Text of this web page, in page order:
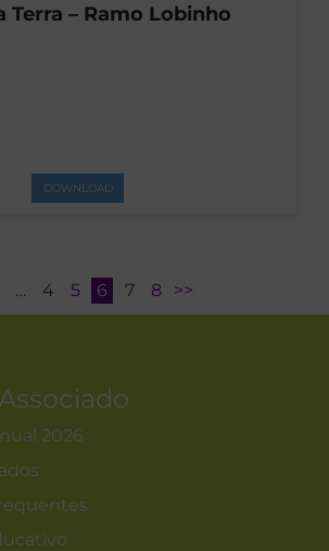
Terra – Ramo Lobinho
DOWNLOAD
… 4 5 6 7 8 >>
2026